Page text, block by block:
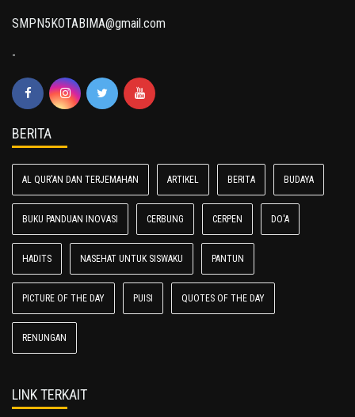
SMPN5KOTABIMA@gmail.com
-
BERITA
AL QUR'AN DAN TERJEMAHAN ARTIKEL BERITA BUDAYA
BUKU PANDUAN INOVASI CERBUNG CERPEN DO'A
HADITS NASEHAT UNTUK SISWAKU PANTUN
PICTURE OF THE DAY PUISI QUOTES OF THE DAY
RENUNGAN
LINK TERKAIT